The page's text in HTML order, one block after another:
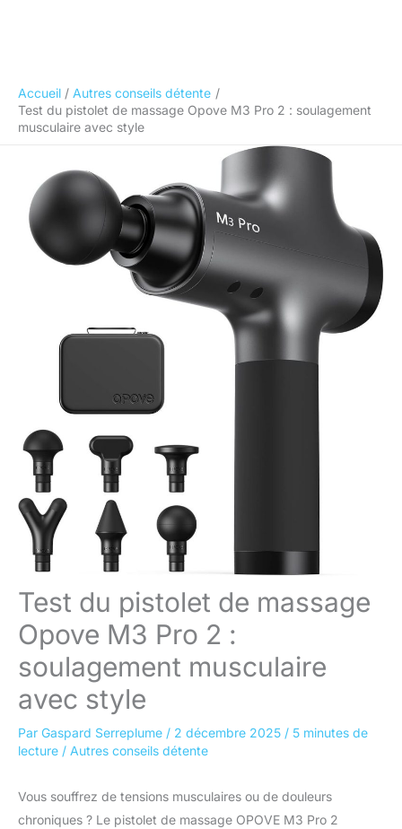
Accueil
Autres conseils détente
Test du pistolet de massage Opove M3 Pro 2 : soulagement
musculaire avec style
Test du pistolet de massage
Opove M3 Pro 2 :
soulagement musculaire
avec style
Par Gaspard Serreplume / 2 décembre 2025 / 5 minutes de
lecture / Autres conseils détente
Vous souffrez de tensions musculaires ou de douleurs
chroniques ? Le pistolet de massage OPOVE M3 Pro 2